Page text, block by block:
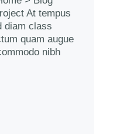
At tempus
diam class
quam augue
nibh